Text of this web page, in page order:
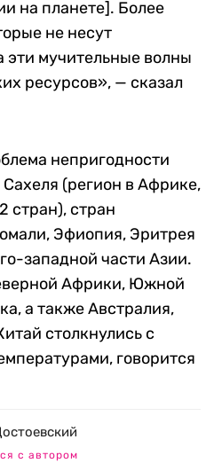
на планете]. Более
не несут
эти мучительные волны
ресурсов», — сказал
непригодности
(регион в Африке,
стран), стран
Эфиопия, Эритрея
западной части Азии.
Африки, Южной
а также Австралия,
столкнулись с
говорится
с автором